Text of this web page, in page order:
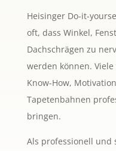
Heisinger Do-it-
oft, dass Winkel,
Dachschrägen zu
werden können.
Know-How,
Tapetenbahnen
bringen.
Als professionell und